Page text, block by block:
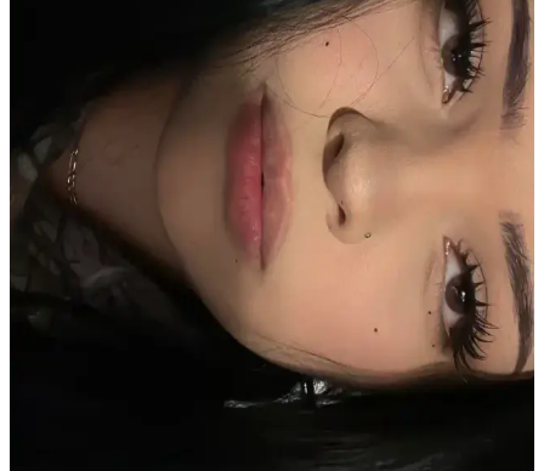
Erkekler İçin Feminen ve Çekici Görünüm Sağlayan
Makyaj ve Bakım Teknikleri
Erkeklerin yüz hatlarını yumuşatıp feminen ve çekici görünmelerini
sağlayan makyaj teknikleri, cilt bakımı ve doğal uygulamalar
hakkında kapsamlı bilgiler sunulmaktadır.
Seyrek Kaşlarla Başa Çıkma Yöntemleri ve Doğal
Çözümler Üzerine Kapsamlı Rehber
Seyrek kaşların nedenleri, doğal ve medikal yöntemlerle kalıcı
makyaj tekniklerine kadar çeşitli çözümler detaylıca inceleniyor.
Beslenme ve bakım önerileriyle kaş sağlığı destekleniyor.
Kaş Bölgesindeki Sivilceyi Gizlemek ve İyileştirmek
düzeltici ve kapatıcı ile makyajla görünüm minimize edilir, cilt